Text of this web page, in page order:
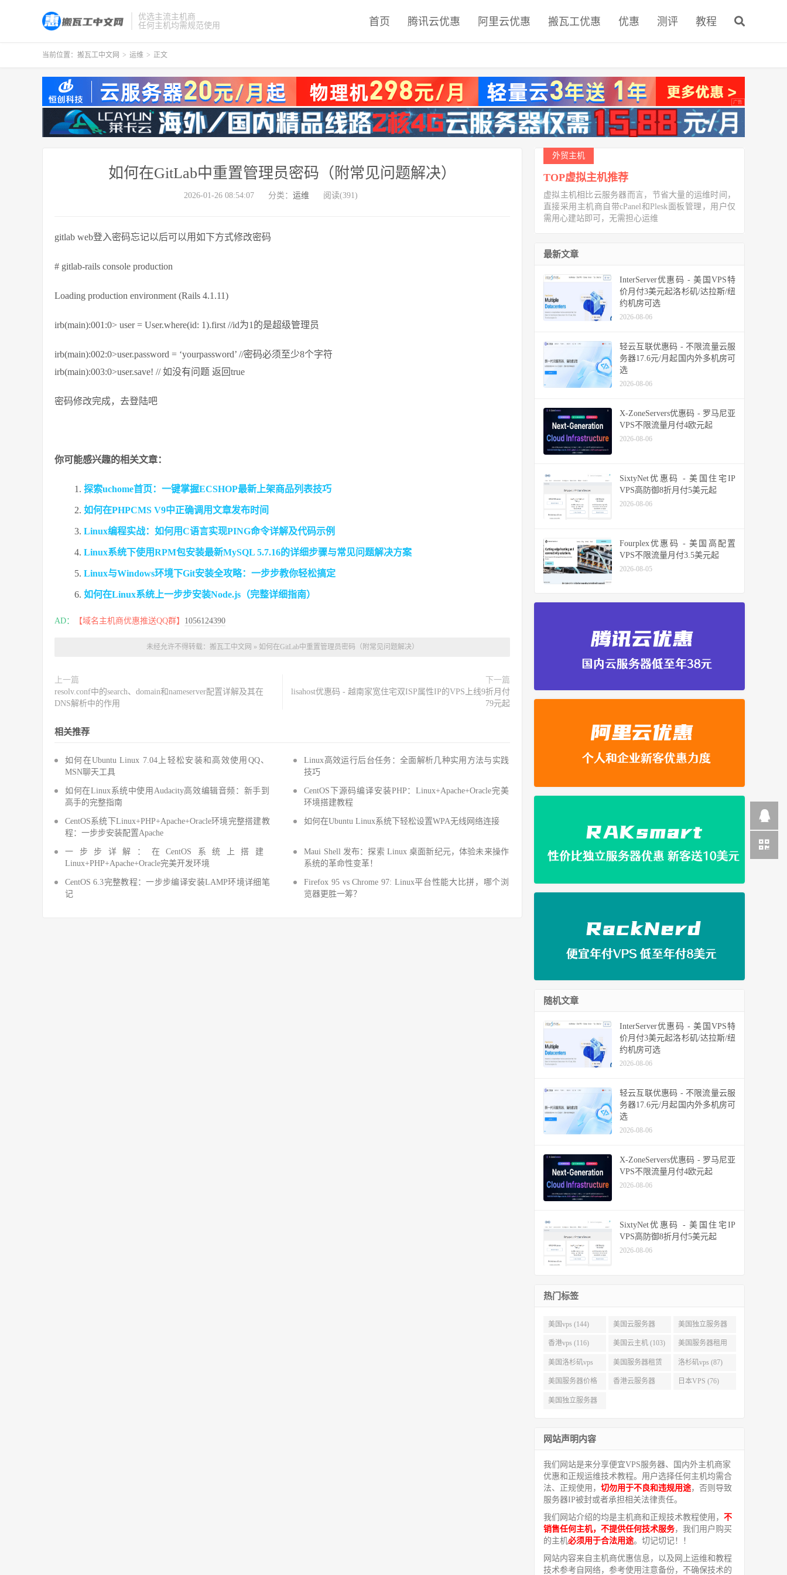
优选主流主机商
任何主机均需规范使用
首页 腾讯云优惠 阿里云优惠 搬瓦工优惠 优惠 测评 教程
当前位置： 搬瓦工中文网 > 运维 > 正文
如何在GitLab中重置管理员密码（附常见问题解决）
2026-01-26 08:54:07 分类： 运维 阅读(391)
gitlab web登入密码忘记以后可以用如下方式修改密码
# gitlab-rails console production
Loading production environment (Rails 4.1.11)
irb(main):001:0> user = User.where(id: 1).first //id为1的是超级管理员
irb(main):002:0>user.password = ‘yourpassword’ //密码必须至少8个字符
irb(main):003:0>user.save! // 如没有问题 返回true
密码修改完成，去登陆吧
你可能感兴趣的相关文章：
探索uchome首页：一键掌握ECSHOP最新上架商品列表技巧
如何在PHPCMS V9中正确调用文章发布时间
Linux编程实战：如何用C语言实现PING命令详解及代码示例
Linux系统下使用RPM包安装最新MySQL 5.7.16的详细步骤与常见问题解决方案
Linux与Windows环境下Git安装全攻略：一步步教你轻松搞定
如何在Linux系统上一步步安装Node.js（完整详细指南）
AD： 【域名主机商优惠推送QQ群】 1056124390
未经允许不得转载： 搬瓦工中文网 » 如何在GitLab中重置管理员密码（附常见问题解决）
上一篇
resolv.conf中的search、domain和nameserver配置详解及其在
DNS解析中的作用
下一篇
lisahost优惠码 - 越南家宽住宅双ISP属性IP的VPS上线9折月付
79元起
相关推荐
如何在Ubuntu Linux 7.04上轻松安装和高效使用QQ、
MSN聊天工具
Linux高效运行后台任务：全面解析几种实用方法与实践
技巧
如何在Linux系统中使用Audacity高效编辑音频：新手到
高手的完整指南
CentOS下源码编译安装PHP：Linux+Apache+Oracle完美
环境搭建教程
CentOS系统下Linux+PHP+Apache+Oracle环境完整搭建教
程：一步步安装配置Apache
如何在Ubuntu Linux系统下轻松设置WPA无线网络连接
一步步详解：在CentOS系统上搭建
Linux+PHP+Apache+Oracle完美开发环境
Maui Shell 发布：探索 Linux 桌面新纪元，体验未来操作
系统的革命性变革！
CentOS 6.3完整教程：一步步编译安装LAMP环境详细笔
记
Firefox 95 vs Chrome 97: Linux平台性能大比拼，哪个浏
览器更胜一筹？
外贸主机
TOP虚拟主机推荐
虚拟主机相比云服务器而言，节省大量的运维时间，
直接采用主机商自带cPanel和Plesk面板管理，用户仅
需用心建站即可，无需担心运维
最新文章
InterServer优惠码 - 美国VPS特
价月付3美元起洛杉矶/达拉斯/纽
约机房可选
2026-08-06
轻云互联优惠码 - 不限流量云服
务器17.6元/月起国内外多机房可
选
2026-08-06
X-ZoneServers优惠码 - 罗马尼亚
VPS不限流量月付4欧元起
2026-08-06
SixtyNet优惠码 - 美国住宅IP
VPS高防御8折月付5美元起
2026-08-06
Fourplex优惠码 - 美国高配置
VPS不限流量月付3.5美元起
2026-08-05
随机文章
InterServer优惠码 - 美国VPS特
价月付3美元起洛杉矶/达拉斯/纽
约机房可选
2026-08-06
轻云互联优惠码 - 不限流量云服
务器17.6元/月起国内外多机房可
选
2026-08-06
X-ZoneServers优惠码 - 罗马尼亚
VPS不限流量月付4欧元起
2026-08-06
SixtyNet优惠码 - 美国住宅IP
VPS高防御8折月付5美元起
2026-08-06
热门标签
美国vps (144) 美国云服务器
(143)
美国独立服务器
(118)
香港vps (116) 美国云主机 (103) 美国服务器租用
(99)
美国洛杉矶vps
(94)
美国服务器租赁
(91)
洛杉矶vps (87)
美国服务器价格
(82)
香港云服务器 日本VPS (76)
美国独立服务器
网站声明内容
我们网站是来分享便宜VPS服务器、国内外主机商家
优惠和正规运维技术教程。用户选择任何主机均需合
法、正规使用， 切勿用于不良和违规用途，否则导致
服务器IP被封或者承担相关法律责任。
我们网站介绍的均是主机商和正规技术教程使用， 不
销售任何主机，不提供任何技术服务，我们用户购买
的主机必须用于合法用途。切记切记！！
网站内容来自主机商优惠信息，以及网上运维和教程
技术参考自网络，参考使用注意备份，不确保技术的